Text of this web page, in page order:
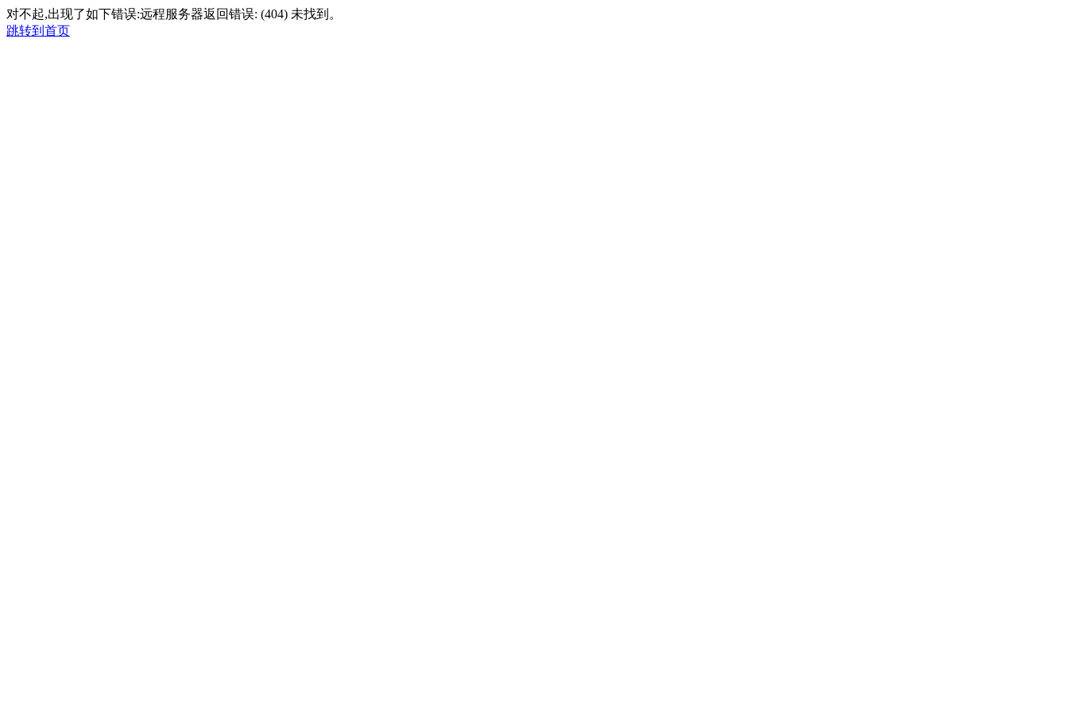
对不起,出现了如下错误:远程服务器返回错误: (404) 未找到。
跳转到首页